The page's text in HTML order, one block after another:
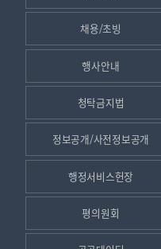
채용/초빙
행사안내
청탁금지법
정보공개/사전정보공개
행정서비스헌장
평의원회